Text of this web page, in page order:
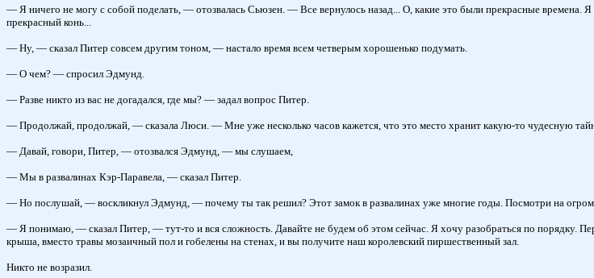
— Я ничего не могу с собой поделать, — отозвалась Сьюзен. — Все вернулось назад... О, какие это были прекрасные
прекрасный конь...
— Ну, — сказал Питер совсем другим тоном, — настало время всем четверым хорошенько подумать.
— О чем? — спросил Эдмунд.
— Разве никто из вас не догадался, где мы? — задал вопрос Питер.
— Продолжай, продолжай, — сказала Люси. — Мне уже несколько часов кажется, что это место хранит какую-то чудесную
— Давай, говори, Питер, — отозвался Эдмунд, — мы слушаем,
— Мы в развалинах Кэр-Паравела, — сказал Питер.
— Но послушай, — воскликнул Эдмунд, — почему ты так решил? Этот замок в развалинах уже многие годы. Посмотри на
— Я понимаю, — сказал Питер, — тут-то и вся сложность. Давайте не будем об этом сейчас. Я хочу разобраться по порядку.
крыша, вместо травы мозаичный пол и гобелены на стенах, и вы получите наш королевский пиршественный зал.
Никто не возразил.